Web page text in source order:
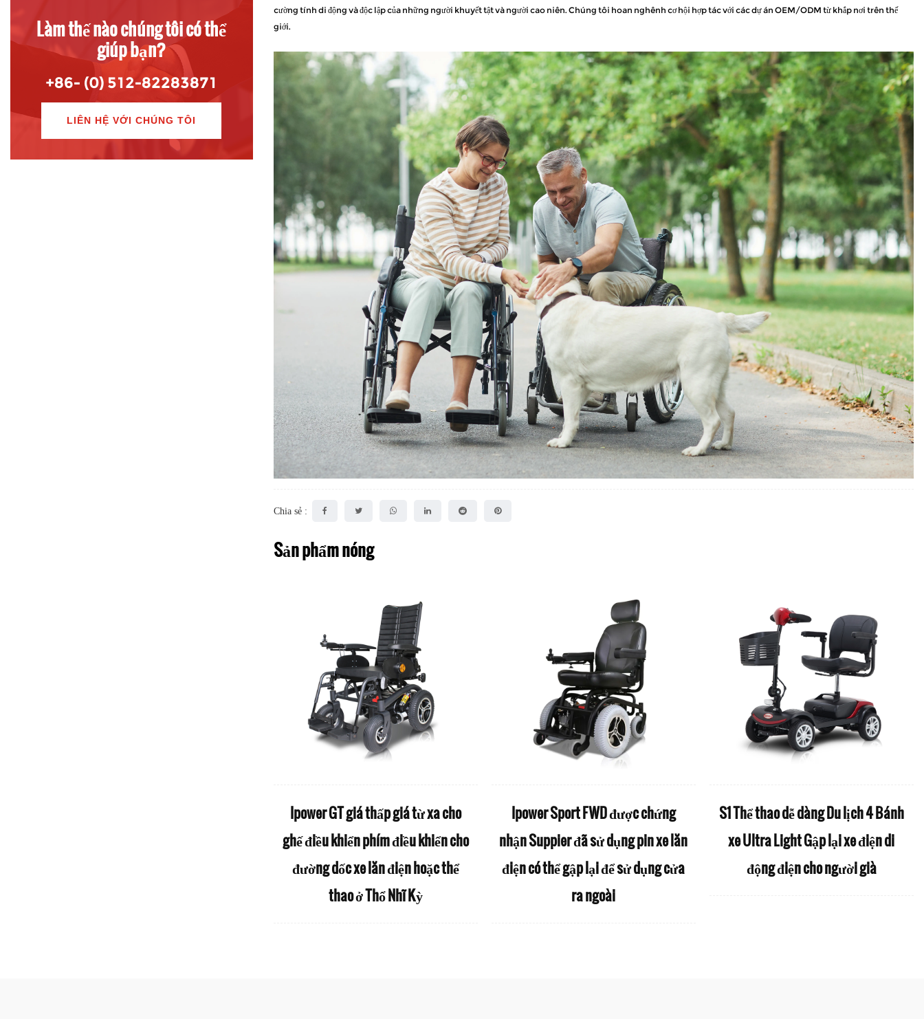
Làm thế nào chúng tôi có thể
giúp bạn?
+86- (0) 512-82283871
LIÊN HỆ VỚI CHÚNG TÔI
cường tính di động và độc lập của những người khuyết tật và người cao niên. Chúng tôi hoan nghênh cơ hội hợp tác với các dự án OEM/ODM từ khắp nơi trên thế
giới.
Chia sẻ :
Sản phẩm nóng
Ipower GT giá thấp giá từ xa cho
ghế điều khiển phím điều khiển cho
đường dốc xe lăn điện hoặc thể
thao ở Thổ Nhĩ Kỳ
Ipower Sport FWD được chứng
nhận Suppier đã sử dụng pin xe lăn
điện có thể gập lại để sử dụng cửa
ra ngoài
S1 Thể thao dễ dàng Du lịch 4 Bánh
xe Ultra Light Gập lại xe điện di
động điện cho người già